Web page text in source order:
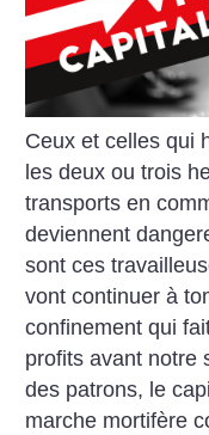
Ceux et celles qui
les deux ou trois
transports en
deviennent
sont ces
vont continuer à
confinement qui
profits avant notre
des patrons, le
marche mortifère